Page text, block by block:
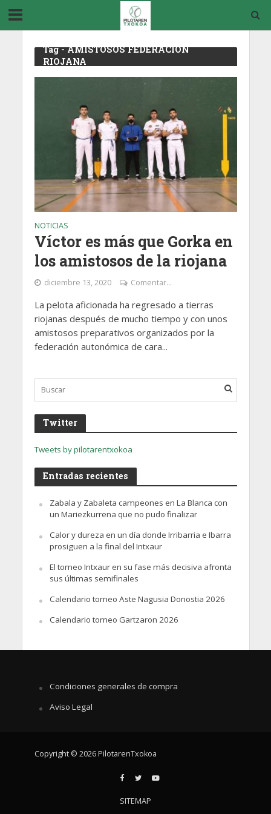
Tag - AMISTOSOS FEDERACION
RIOJANA
NOTICIAS
Víctor es más que Gorka en
los amistosos de la riojana
diciembre 13, 2020 Comentar...
La pelota aficionada ha regresado a tierras
riojanas después de mucho tiempo y con unos
amistosos preparativos organizados por la
federación autonómica de cara...
Twitter
Tweets by pilotarentxokoa
Entradas recientes
Zabala y Zabaleta campeones en La Blanca con
un Mariezkurrena que no pudo finalizar
Calor y dureza en un día donde Irribarria e Ibarra
prosiguen a la final del Intxaur
El torneo Intxaur en su fase más decisiva afronta
sus últimas semifinales
Calendario torneo Aste Nagusia Donostia 2026
Calendario torneo Gartzaron 2026
Condiciones generales de compra
Aviso Legal
Copyright © 2026 PilotarenTxokoa
SITEMAP